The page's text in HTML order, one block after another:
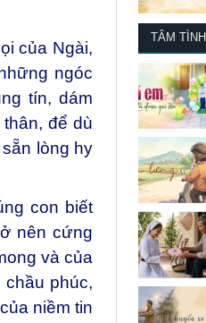
của Ngài,
ngóc
tín, dám
để dù
lòng hy
con biết
nên cứng
và của
phúc,
niềm tin
TÂM TÌNH